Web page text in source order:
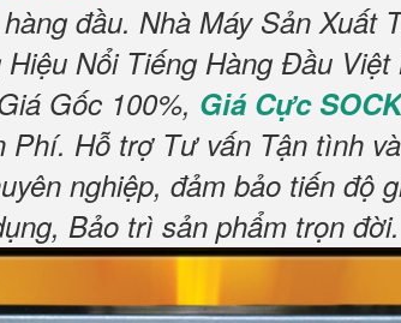
đầu. Nhà Máy Sản Xuất
Nổi Tiếng Hàng Đầu Việt
Gốc 100%, Giá Cực SOCK
Phí. Hỗ trợ Tư vấn Tận tình
nghiệp, đảm bảo tiến độ
Bảo trì sản phẩm trọn đời.